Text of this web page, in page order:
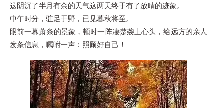
这阴沉了半月有余的天气这两天终于有了放晴的迹象。
中午时分，驻足于野，已见暮秋将至。
眼前一幕萧条的景象，顿时一阵凄楚袭上心头，给远方的亲人
发条信息，嘱咐一声：照顾好自己！